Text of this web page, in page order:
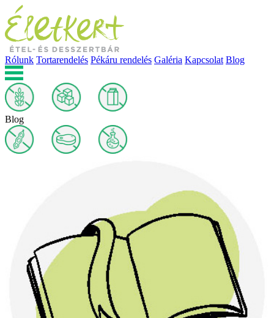
Rólunk Tortarendelés Pékáru rendelés Galéria Kapcsolat Blog
Blog